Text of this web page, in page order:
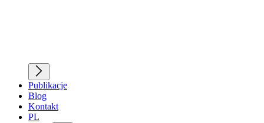
Publikacje
Blog
Kontakt
PL